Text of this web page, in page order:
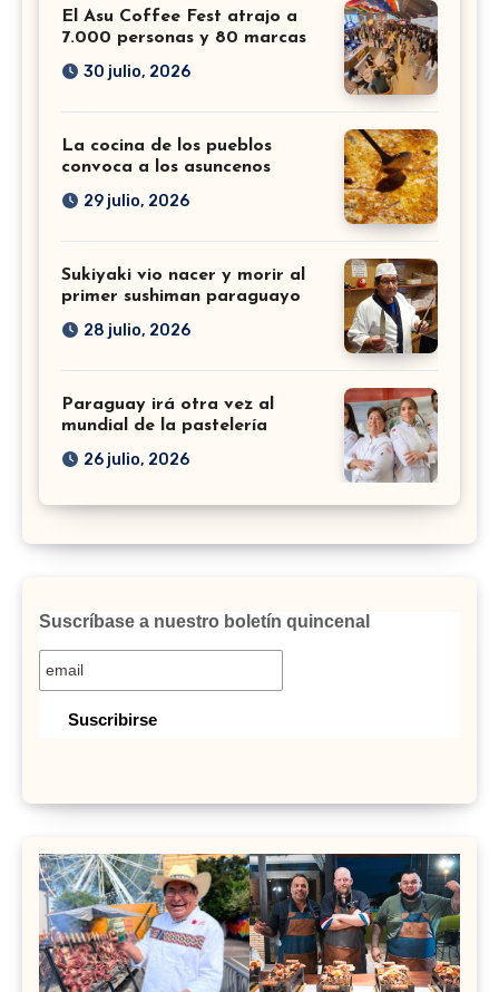
El Asu Coffee Fest atrajo a
7.000 personas y 80 marcas
30 julio, 2026
La cocina de los pueblos
convoca a los asuncenos
29 julio, 2026
Sukiyaki vio nacer y morir al
primer sushiman paraguayo
28 julio, 2026
Paraguay irá otra vez al
mundial de la pastelería
26 julio, 2026
Suscríbase a nuestro boletín quincenal